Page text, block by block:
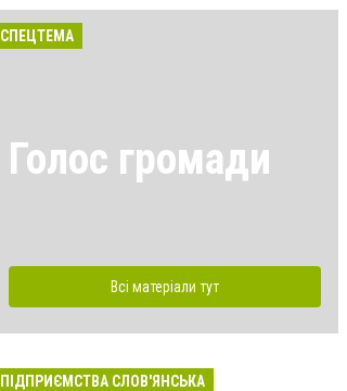
СПЕЦТЕМА
Голос громади
Всі матеріали тут
ПІДПРИЄМСТВА СЛОВ'ЯНСЬКА